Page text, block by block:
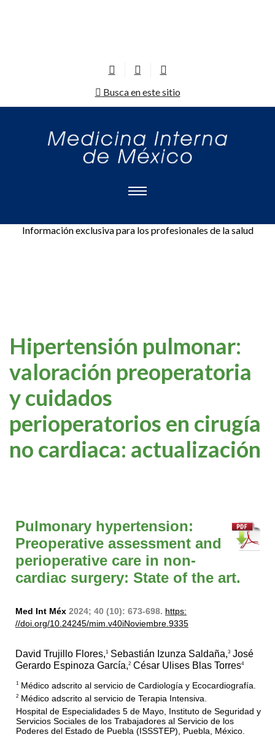
Busca en este sitio
Información exclusiva para los profesionales de la salud
Hipertensión pulmonar:
valoración preoperatoria
y cuidados
perioperatorios en cirugía
no cardiaca: actualización
Pulmonary hypertension:
Preoperative assessment and
perioperative care in non-
cardiac surgery: State of the art.
Med Int Méx 2024; 40 (10): 673-698. https:
//doi.org/10.24245/mim.v40iNoviembre.9335
David Trujillo Flores,1 Sebastián Izunza Saldaña,3 José
Gerardo Espinoza García,2 César Ulises Blas Torres4
1 Médico adscrito al servicio de Cardiología y Ecocardiografía.
2 Médico adscrito al servicio de Terapia Intensiva.
Hospital de Especialidades 5 de Mayo, Instituto de Seguridad y
Servicios Sociales de los Trabajadores al Servicio de los
Poderes del Estado de Puebla (ISSSTEP), Puebla, México.